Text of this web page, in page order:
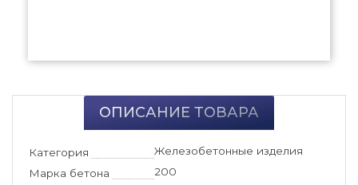
ОПИСАНИЕ ТОВАРА
Категория
Железобетонные изделия
Марка бетона
200